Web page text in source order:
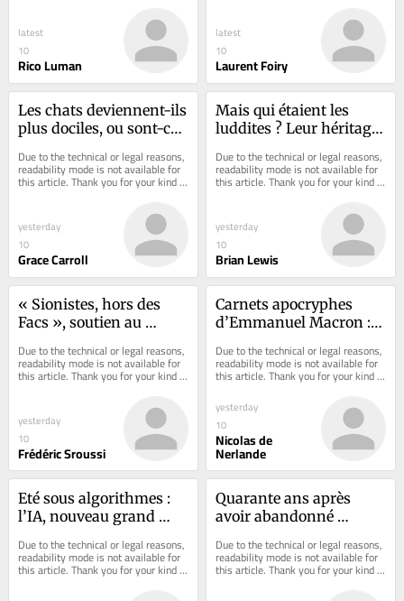
latest
10
Rico Luman
latest
10
Laurent Foiry
Les chats deviennent-ils
plus dociles, ou sont-ce
changent ?
Due to the technical or legal reasons,
readability mode is not available for
this article. Thank you for your kind
yesterday
10
Grace Carroll
Mais qui étaient les
luddites ? Leur héritage
politique, la critique
culturelle et la
Due to the technical or legal reasons,
readability mode is not available for
this article. Thank you for your kind
yesterday
10
Brian Lewis
« Sionistes, hors des
Facs », soutien au
les mêmes slogans, la
même haine
Due to the technical or legal reasons,
readability mode is not available for
this article. Thank you for your kind
yesterday
10
Frédéric Sroussi
Carnets apocryphes
d’Emmanuel Macron :
législatives de 2024,
cette grande déception -
Due to the technical or legal reasons,
readability mode is not available for
this article. Thank you for your kind
yesterday
10
Nicolas de
Nerlande
Eté sous algorithmes :
l’IA, nouveau grand
vacances, pour le
meilleur et pour le pire
Due to the technical or legal reasons,
readability mode is not available for
this article. Thank you for your kind
Quarante ans après
avoir abandonné
l'Italie y revient pour
garantir son avenir
Due to the technical or legal reasons,
readability mode is not available for
this article. Thank you for your kind